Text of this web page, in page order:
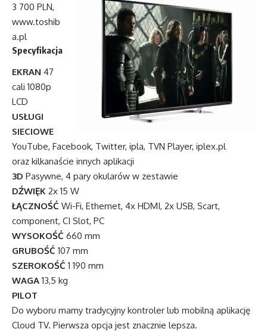
3 700 PLN,
www.toshib
a.pl
Specyfikacja
EKRAN 47
cali 1080p
LCD
USŁUGI
SIECIOWE
YouTube, Facebook, Twitter, ipla, TVN Player, iplex.pl
oraz kilkanaście innych aplikacji
3D Pasywne, 4 pary okularów w zestawie
DŹWIĘK 2x 15 W
ŁĄCZNOŚĆ Wi-Fi, Ethernet, 4x HDMI, 2x USB, Scart,
component, CI Slot, PC
WYSOKOŚĆ 660 mm
GRUBOŚĆ 107 mm
SZEROKOŚĆ 1 190 mm
WAGA 13,5 kg
PILOT
Do wyboru mamy tradycyjny kontroler lub mobilną aplikację
Cloud TV. Pierwsza opcja jest znacznie lepsza.